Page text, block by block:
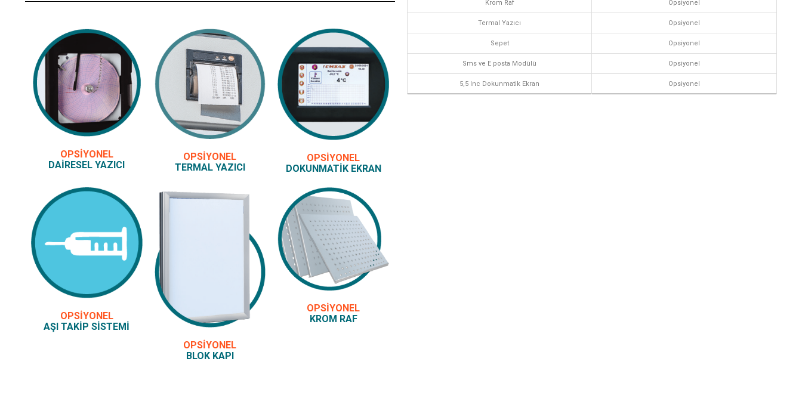
OPSİYONEL
DAİRESEL YAZICI
OPSİYONEL
TERMAL YAZICI
OPSİYONEL
DOKUNMATIK EKRAN
OPSİYONEL
AŞI TAKİP SİSTEMİ
OPSİYONEL
BLOK KAPI
OPSİYONEL
KROM RAF
Krom Raf Opsiyonel
Termal Yazıcı Opsiyonel
Sepet Opsiyonel
Sms ve E posta Modülü Opsiyonel
5,5 Inc Dokunmatik Ekran Opsiyonel